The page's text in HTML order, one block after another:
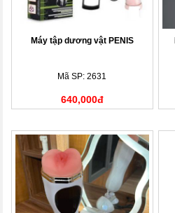
Máy tập dương vật PENIS
Mã SP: 2631
640,000đ